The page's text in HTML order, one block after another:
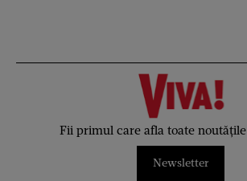
Fii primul care afla toate noutățile
Newsletter